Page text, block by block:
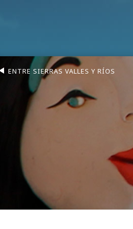
ENTRE SIERRAS VALLES Y RÍOS